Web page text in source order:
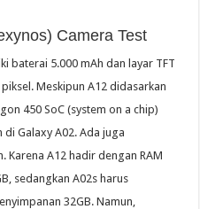
Camera Test
baterai 5.000 mAh dan layar TFT
Meskipun A12 didasarkan
450 SoC (system on a chip)
Galaxy A02. Ada juga
Karena A12 hadir dengan RAM
sedangkan A02s harus
32GB. Namun,